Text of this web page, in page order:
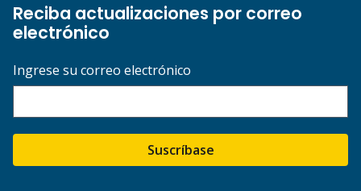
Reciba actualizaciones por correo
electrónico
Ingrese su correo electrónico
Suscríbase